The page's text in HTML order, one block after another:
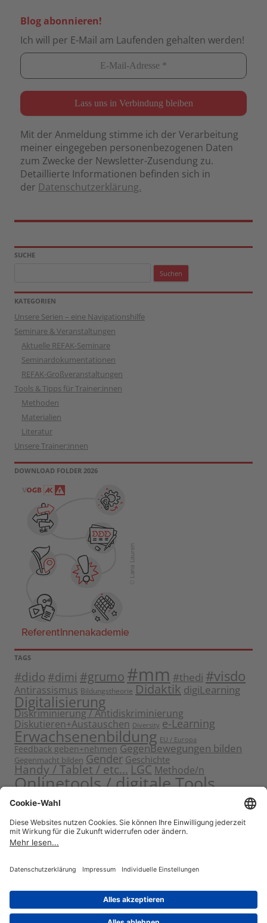
Blog abonnieren!
Ich will per E-Mail am Laufenden gehalten werden!
Mit der Anmeldung stimme ich der Verarbeitung
meiner eingegeben personenbezogenen Daten
zum Zwecke der Newsletter-Zusendung zu.
Detaillierte Informationen befinden sich in
der Datenschutzerklärung.
SUCHE
KATEGORIEN
Unsere Serien – eine Navigationshilfe
Seminare & Veranstaltungen
Aktuelle REFAK-Seminare
Seminardokumentationen
REFAK-Großveranstaltungen
Tools & Tipps für Trainer:innen
Methoden
Materialien
Literatur
Unsere Trainer:innen
DOWNLOAD FOLDER 2026
TAGS
#dido #dimi #grumo #mm #thedi #visdo
Antirassismus Bildungstheorie Didaktik digiLearning
Digitalisierung
Diskriminierung / Antidiskriminierung
Diskutieren+Austauschen Diversity e-Learning
Erwachsenenbildung EU / Europa
Feedback geben+nehmen GegenBewegungen bilden
Gegenmacht bilden Gender Geschichte
Handy / Tablet / etc... LGC Methode/n
Onlinetools / digitale Tools
Politische Bildung
Sensibilisieren Sichern+Verankern Solidarität
Starten+Kennenlernen Tagung
Teamentwicklung+Gruppendynamik
VideoVisualisierung Voneinander+miteinander lernen